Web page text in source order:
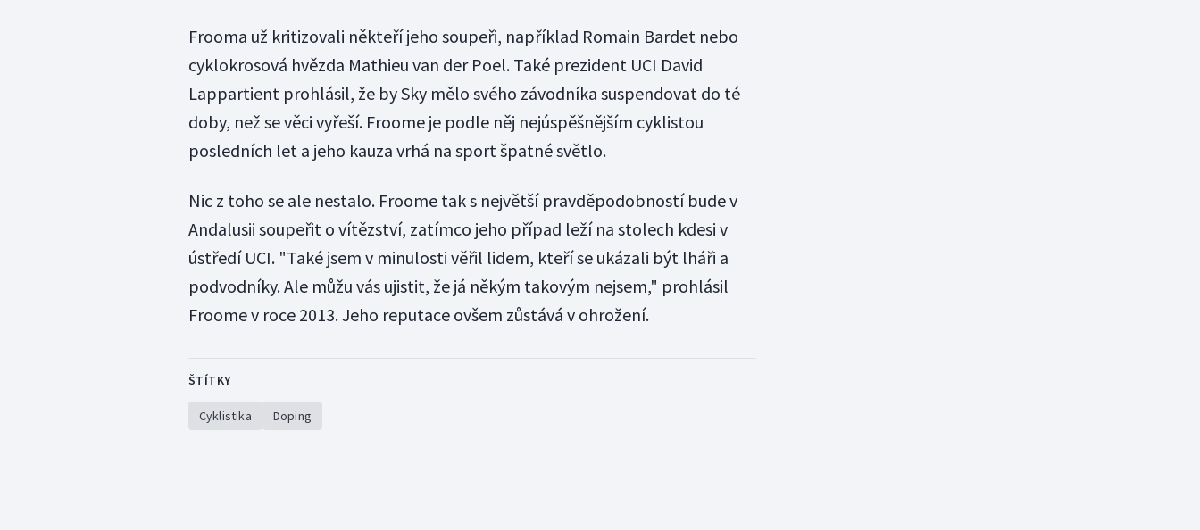
Frooma už kritizovali někteří jeho soupeři, například Romain Bardet nebo
cyklokrosová hvězda Mathieu van der Poel. Také prezident UCI David
Lappartient prohlásil, že by Sky mělo svého závodníka suspendovat do té
doby, než se věci vyřeší. Froome je podle něj nejúspěšnějším cyklistou
posledních let a jeho kauza vrhá na sport špatné světlo.
Nic z toho se ale nestalo. Froome tak s největší pravděpodobností bude v
Andalusii soupeřit o vítězství, zatímco jeho případ leží na stolech kdesi v
ústředí UCI. "Také jsem v minulosti věřil lidem, kteří se ukázali být lháři a
podvodníky. Ale můžu vás ujistit, že já někým takovým nejsem," prohlásil
Froome v roce 2013. Jeho reputace ovšem zůstává v ohrožení.
ŠTÍTKY
Cyklistika Doping